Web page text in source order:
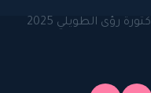
رؤى الطويلي 2025